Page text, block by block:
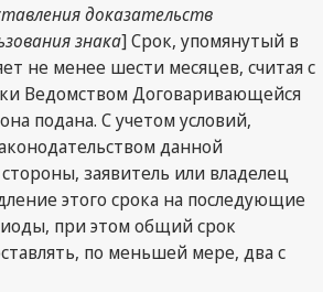
доказательств
знака] Срок, упомянутый в
не менее шести месяцев, считая с
Ведомством Договаривающейся
подана. С учетом условий,
данной
заявитель или владелец
этого срока на последующие
при этом общий срок
по меньшей мере, два с